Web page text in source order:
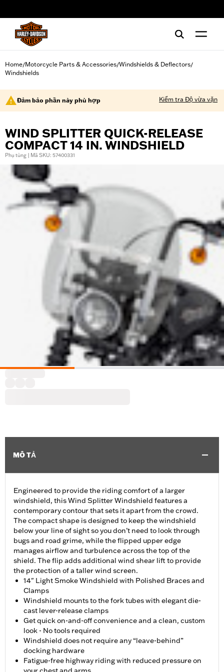
Home/Motorcycle Parts & Accessories/Windshields & Deflectors/
Windshields
Đảm bảo phần này phù hợp Kiểm tra Độ vừa vặn
WIND SPLITTER QUICK-RELEASE
COMPACT 14 IN. WINDSHIELD
Phụ tùng | Mã SKU: 57400331
MÔ TẢ
Engineered to provide the riding comfort of a larger
windshield, this Wind Splitter Windshield features a
contemporary contour that sets it apart from the crowd.
The compact shape is designed to keep the windshield
below your line of sight so you don’t need to look through
bugs and road grime, while the flipped upper edge
manages airflow and turbulence across the top of the
shield. The flip adds additional wind shear lift to provide
the protection of a taller wind screen.
14" Light Smoke Windshield with Polished Braces and
Clamps
Windshield mounts to the fork tubes with elegant die-
cast lever-release clamps
Get quick on-and-off convenience and a clean, custom
look - No tools required
Windshield does not require any “leave-behind”
docking hardware
Fatigue-free highway riding with reduced pressure on